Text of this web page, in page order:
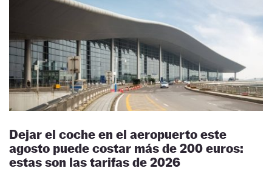
Dejar el coche en el aeropuerto este
agosto puede costar más de 200 euros:
estas son las tarifas de 2026